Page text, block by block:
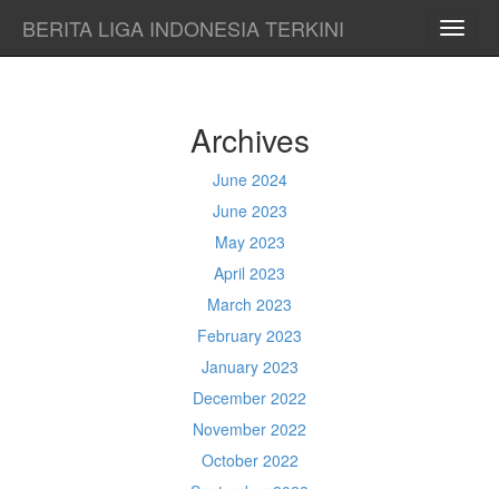
BERITA LIGA INDONESIA TERKINI
Archives
June 2024
June 2023
May 2023
April 2023
March 2023
February 2023
January 2023
December 2022
November 2022
October 2022